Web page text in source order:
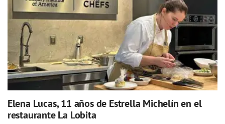
Elena Lucas, 11 años de Estrella Michelín en el
restaurante La Lobita